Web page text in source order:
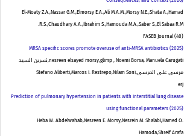
El-Moaty Z.A.,Nassar G.M.,Elmorsy E.A.,Ali M.A.M.,Morsy N.E.,Shata A.,Hamad
R.S.,Chaudhary A.A.,Ibrahim S.,Hamouda M.A.,Saber S.,El Sabaa R.M.
FASEB Journal (40)
MRSA specific scores promote overuse of anti-MRSA antibiotics (2025)
nesreen elsayed morsy,glimp , Noemi Borsa, Manuela Carugati,نسرين السيد
مرسى على المرسى,Stefano Aliberti,Marcos I. Restrepo,Nilam Soni
erj
Prediction of pulmonary hypertension in patients with interstitial lung disease
using functional parameters (2025)
Heba W. Abdelwahab,Nesreen E. Morsy,Nesrein M. Shalabi,Hamed O.
Hamoda,Shreif Arafa